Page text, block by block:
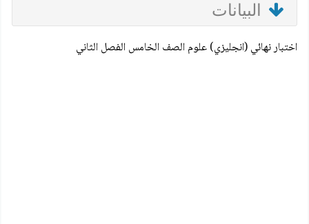
البيانات
اختبار نهائي (انجليزي) علوم الصف الخامس الفصل الثاني